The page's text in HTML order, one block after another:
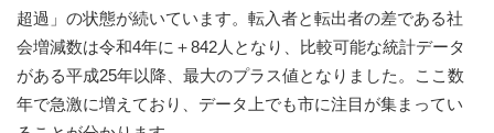
超過」の状態が続いています。転入者と転出者の差である社
会増減数は令和4年に＋842人となり、比較可能な統計データ
がある平成25年以降、最大のプラス値となりました。ここ数
年で急激に増えており、データ上でも市に注目が集まってい